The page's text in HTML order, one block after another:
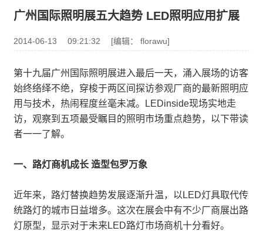
广州国际照明展五大趋势 LED照明应用扩展
2014-06-13 09:21:32 [编辑： florawu]
第十九届广州国际照明展进入最后一天，涌入展场的访客
始终络绎不绝，穿梭于两区间探访参观厂商的最新照明应
用与技术，热闹程度丝毫未减。LEDinside现场实地走
访，观察到五项最受瞩目的照明市场重点趋势，以下带读
者一一了解。
一、路灯商机成长 造型包罗万象
近年来，路灯替换趋势发展逐渐升温，以LED灯具取代传
统路灯的城市日益增多。这次在展会中有不少厂商展出路
灯原型，显示对于未来LED路灯市场商机十分看好。